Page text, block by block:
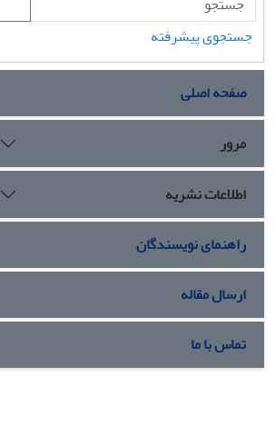
جستجوی پیشرفته
صفحه اصلی
مرور
اطلاعات نشریه
راهنمای نویسندگان
ارسال مقاله
تماس با ما